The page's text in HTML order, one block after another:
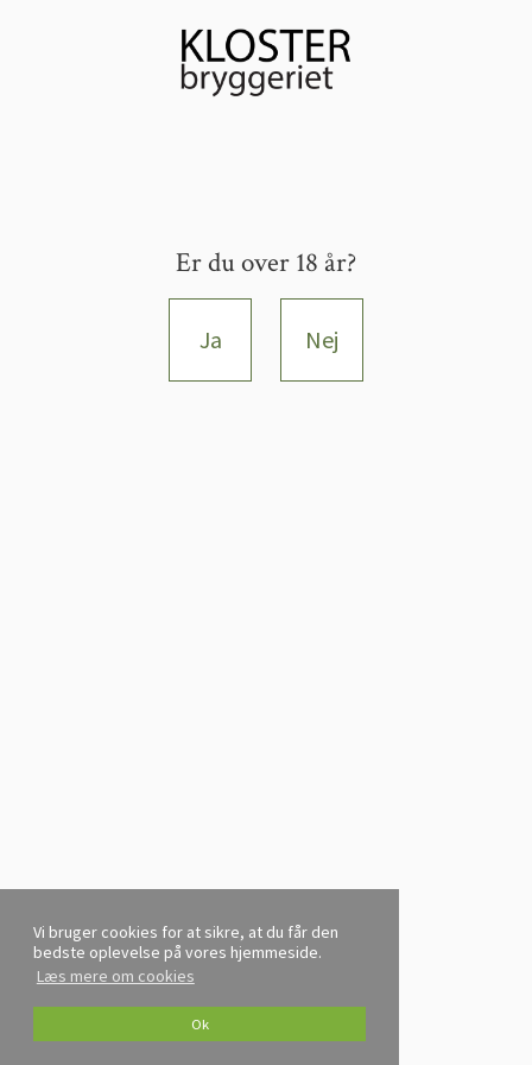
Vi bruger cookies for at sikre, at du får den
bedste oplevelse på vores hjemmeside.
Læs mere om cookies
Ok
Er du over 18 år?
Ja Nej